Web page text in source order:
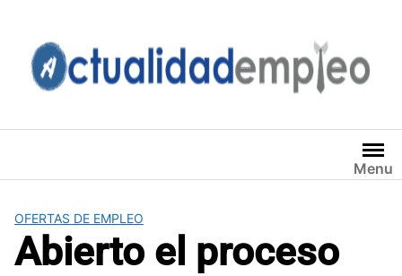
contenido
Menu
OFERTAS DE EMPLEO
Abierto el proceso